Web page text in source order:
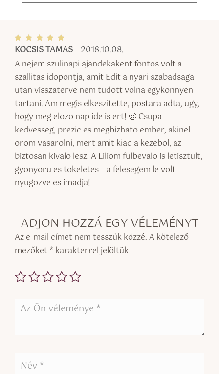
Értékel
és:
5
/ 5
KOCSIS TAMAS– 2018.10.08.
A nejem szulinapi ajandekakent fontos volt a
szallitas idopontja, amit Edit a nyari szabadsaga
utan visszaterve nem tudott volna egykonnyen
tartani. Am megis elkeszitette, postara adta, ugy,
hogy meg elozo nap ide is ert! 🙂 Csupa
kedvesseg, prezic es megbizhato ember, akinel
orom vasarolni, mert amit kiad a kezebol, az
biztosan kivalo lesz. A Liliom fulbevalo is letisztult,
gyonyoru es tokeletes – a felesegem le volt
nyugozve es imadja!
ADJON HOZZÁ EGY VÉLEMÉNYT
Az e-mail címet nem tesszük közzé.A kötelező
mezőket * karakterrel jelöltük